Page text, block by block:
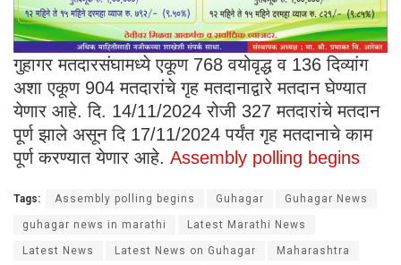
गुहागर मतदारसंघामध्ये एकूण 768 वयोवृद्ध व 136 दिव्यांग
अशा एकूण 904 मतदारांचे गृह मतदानाद्वारे मतदान घेण्यात
येणार आहे. दि. 14/11/2024 रोजी 327 मतदारांचे मतदान
पूर्ण झाले असून दि 17/11/2024 पर्यंत गृह मतदानाचे काम
पूर्ण करण्यात येणार आहे. Assembly polling begins
Tags: Assembly polling begins Guhagar Guhagar News
guhagar news in marathi Latest Marathi News
Latest News Latest News on Guhagar Maharashtra